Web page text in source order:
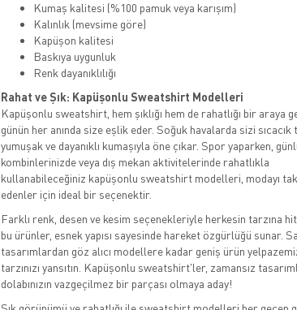
Kumaş kalitesi (%100 pamuk veya karışım)
Kalınlık (mevsime göre)
Kapüşon kalitesi
Baskıya uygunluk
Renk dayanıklılığı
Rahat ve Şık: Kapüşonlu Sweatshirt Modelleri
Kapüşonlu sweatshirt, hem şıklığı hem de rahatlığı bir araya
günün her anında size eşlik eder. Soğuk havalarda sizi sıcacık
yumuşak ve dayanıklı kumaşıyla öne çıkar. Spor yaparken,
kombinlerinizde veya dış mekan aktivitelerinde rahatlıkla
kullanabileceğiniz kapüşonlu sweatshirt modelleri, modayı
edenler için ideal bir seçenektir.
Farklı renk, desen ve kesim seçenekleriyle herkesin tarzına
bu ürünler, esnek yapısı sayesinde hareket özgürlüğü sunar.
tasarımlardan göz alıcı modellere kadar geniş ürün
tarzınızı yansıtın. Kapüşonlu sweatshirt'ler, zamansız
dolabınızın vazgeçilmez bir parçası olmaya aday!